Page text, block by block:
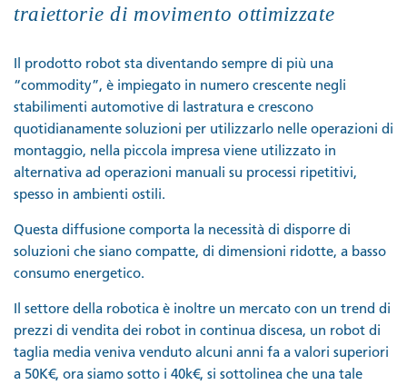
traiettorie di movimento ottimizzate
Il prodotto robot sta diventando sempre di più una
“commodity”, è impiegato in numero crescente negli
stabilimenti automotive di lastratura e crescono
quotidianamente soluzioni per utilizzarlo nelle operazioni di
montaggio, nella piccola impresa viene utilizzato in
alternativa ad operazioni manuali su processi ripetitivi,
spesso in ambienti ostili.
Questa diffusione comporta la necessità di disporre di
soluzioni che siano compatte, di dimensioni ridotte, a basso
consumo energetico.
Il settore della robotica è inoltre un mercato con un trend di
prezzi di vendita dei robot in continua discesa, un robot di
taglia media veniva venduto alcuni anni fa a valori superiori
a 50K€, ora siamo sotto i 40k€, si sottolinea che una tale